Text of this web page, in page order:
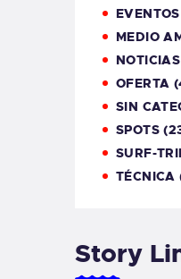
EVENTOS
MEDIO
NOTICIAS
OFERTA
SIN
SPOTS
SURF-
TÉCNICA
Story